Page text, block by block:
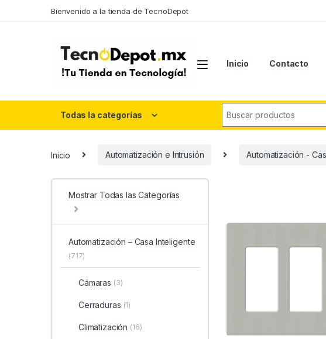
Bienvenido a la tienda de TecnoDepot
Inicio Contacto
Todas la categorías
Inicio Automatización e Intrusión Automatización -
Mostrar Todas las Categorías
Automatización – Casa Inteligente
(717)
Cámaras (3)
Cerraduras (1)
Climatización (16)